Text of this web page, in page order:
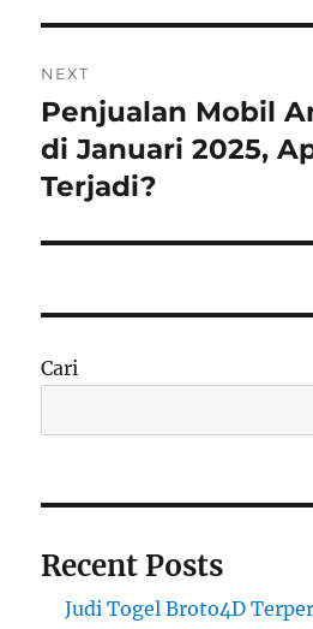
NEXT
Next
post:
Penjualan Mobil
di Januari 2025,
Terjadi?
Cari
Recent Posts
Judi Togel Broto4D